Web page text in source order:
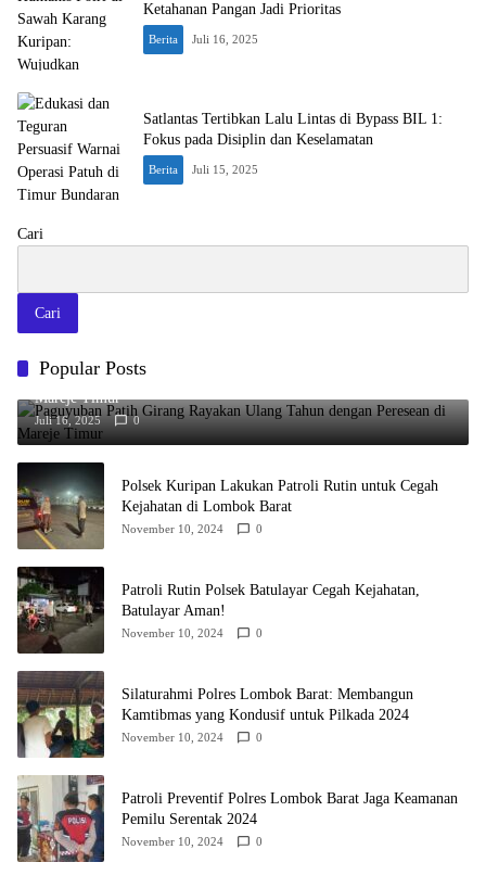
Ketahanan Pangan Jadi Prioritas
Berita Juli 16, 2025
Satlantas Tertibkan Lalu Lintas di Bypass BIL 1:
Fokus pada Disiplin dan Keselamatan
Berita Juli 15, 2025
Cari
Cari
Popular Posts
Paguyuban Patih Girang Rayakan Ulang Tahun dengan Peresean di
Mareje Timur
Juli 16, 2025 0
Polsek Kuripan Lakukan Patroli Rutin untuk Cegah
Kejahatan di Lombok Barat
November 10, 2024 0
Patroli Rutin Polsek Batulayar Cegah Kejahatan,
Batulayar Aman!
November 10, 2024 0
Silaturahmi Polres Lombok Barat: Membangun
Kamtibmas yang Kondusif untuk Pilkada 2024
November 10, 2024 0
Patroli Preventif Polres Lombok Barat Jaga Keamanan
Pemilu Serentak 2024
November 10, 2024 0